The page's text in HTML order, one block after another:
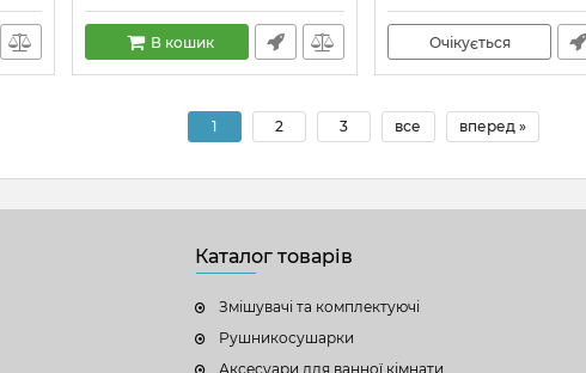
Артикул: EP6107
В кошик
Артикул: EP6106
Очікується
1 2 3 все вперед »
Каталог товарів
Змішувачі та комплектуючі
Рушникосушарки
Аксесуари для ванної кімнати